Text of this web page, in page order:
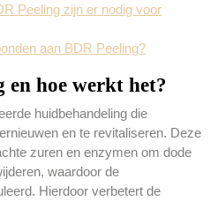
Peeling zijn er nodig voor
aan BDR Peeling?
en hoe werkt het?
huidbehandeling die
en te revitaliseren. Deze
zuren en enzymen om dode
waardoor de
Hierdoor verbetert de